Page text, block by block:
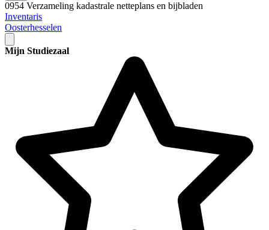
0954 Verzameling kadastrale netteplans en bijbladen
Inventaris
Oosterhesselen
Mijn Studiezaal